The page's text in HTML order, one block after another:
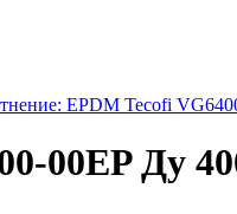
EPDM Tecofi
00EP Ду